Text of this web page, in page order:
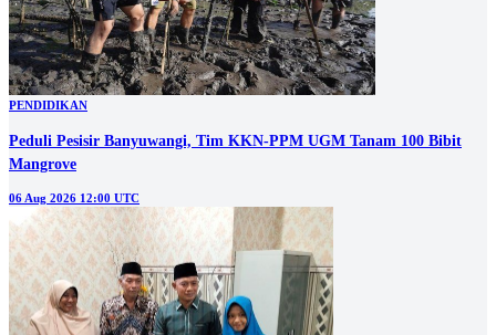
PENDIDIKAN
Peduli Pesisir Banyuwangi, Tim KKN-PPM UGM Tanam 100 Bibit
Mangrove
06 Aug 2026 12:00 UTC